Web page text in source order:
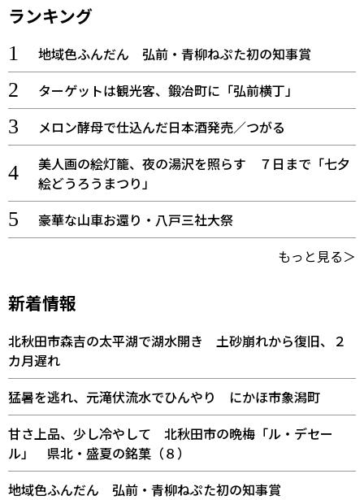
ランキング
地域色ふんだん 弘前・青柳ねぷた初の知事賞
ターゲットは観光客、鍛冶町に「弘前横丁」
メロン酵母で仕込んだ日本酒発売／つがる
美人画の絵灯籠、夜の湯沢を照らす ７日まで「七夕
絵どうろうまつり」
豪華な山車お還り・八戸三社大祭
もっと見る＞
新着情報
北秋田市森吉の太平湖で湖水開き 土砂崩れから復旧、２
カ月遅れ
猛暑を逃れ、元滝伏流水でひんやり にかほ市象潟町
甘さ上品、少し冷やして 北秋田市の晩梅「ル・デセー
ル」 県北・盛夏の銘菓（８）
地域色ふんだん 弘前・青柳ねぷた初の知事賞